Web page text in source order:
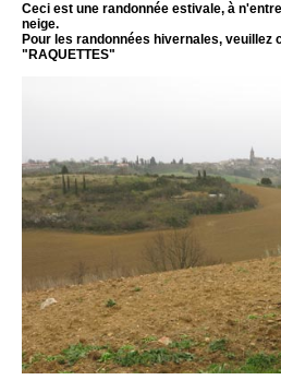
Ceci est une randonnée estivale, à
neige.
Pour les randonnées hivernales, veuillez
"RAQUETTES"